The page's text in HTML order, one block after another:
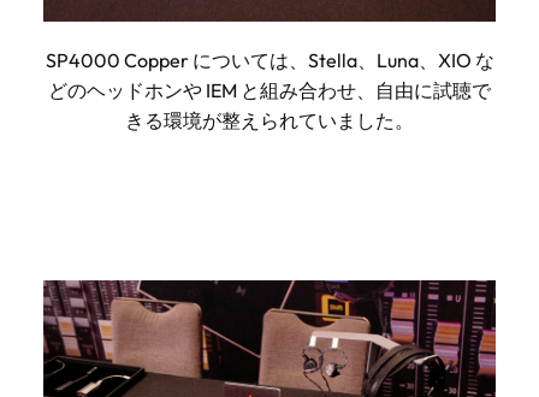
SP4000 Copper については、Stella、Luna、XIO な
どのヘッドホンや IEM と組み合わせ、自由に試聴で
きる環境が整えられていました。